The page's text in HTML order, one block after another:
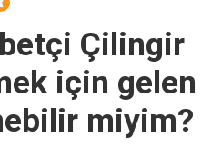
Çilingir
için gelen
miyim?